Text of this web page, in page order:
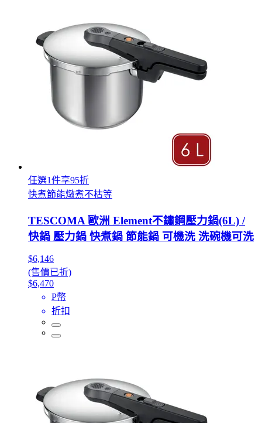
任選1件享95折
快煮節能燉煮不枯等
TESCOMA 歐洲 Element不鏽鋼壓力鍋(6L) /
快鍋 壓力鍋 快煮鍋 節能鍋 可機洗 洗碗機可洗
$6,146
(售價已折)
$6,470
P幣
折扣